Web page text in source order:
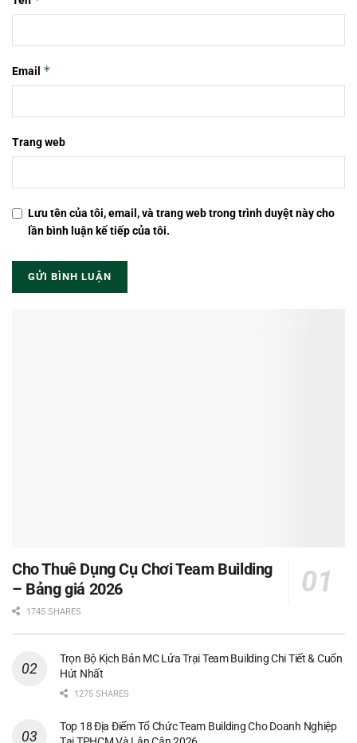
Email *
Trang web
Lưu tên của tôi, email, và trang web trong trình duyệt này cho
lần bình luận kế tiếp của tôi.
Cho Thuê Dụng Cụ Chơi Team Building
– Bảng giá 2026
1745 SHARES
Trọn Bộ Kịch Bản MC Lửa Trại Team Building Chi Tiết & Cuốn
Hút Nhất
1275 SHARES
Top 18 Địa Điểm Tổ Chức Team Building Cho Doanh Nghiệp